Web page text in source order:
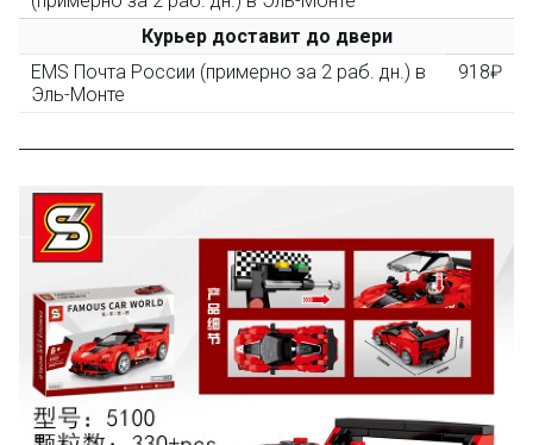
Разместите фото поэтапной сборки купленного
конструктора в собственном блоге, на сайте,
форуме или странице в соцсетях - и получите
следующего набора (не дороже 10 000 рублей).
Скидка за отзыв
на нашем сайте
Оставьте отзыв (не менее 50 символов) о товаре на
нашем сайте и получите купон на скидку 50₽ за
текстовый отзыв или 100₽ за отзыв с фото.
Скидка за отзыв
на Яндекс.Маркете 150₽
Курьер доставит до двери
EMS Почта России (примерно за 2 раб. дн.) в
Эль-Монте
918₽